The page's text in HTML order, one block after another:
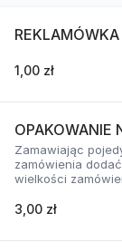
1,00 zł
OPAKOWANIE
Zamawiając
zamówienia
wielkości
3,00 zł